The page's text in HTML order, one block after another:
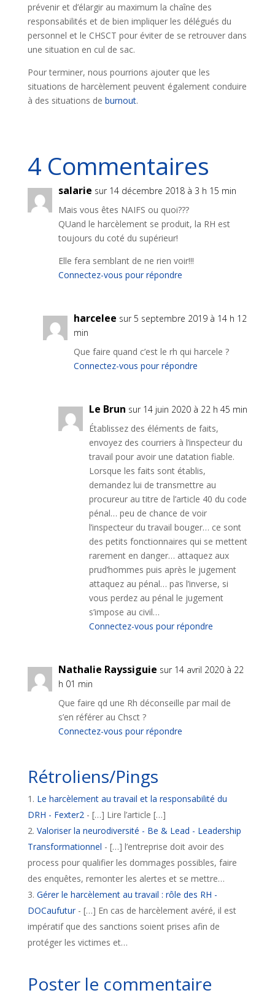
prévenir et d’élargir au maximum la chaîne des
responsabilités et de bien impliquer les délégués du
personnel et le CHSCT pour éviter de se retrouver dans
une situation en cul de sac.
Pour terminer, nous pourrions ajouter que les
situations de harcèlement peuvent également conduire
à des situations de burnout.
4 Commentaires
salarie sur 14 décembre 2018 à 3 h 15 min
Mais vous êtes NAIFS ou quoi???
QUand le harcèlement se produit, la RH est
toujours du coté du supérieur!
Elle fera semblant de ne rien voir!!!
Connectez-vous pour répondre
harcelee sur 5 septembre 2019 à 14 h 12
min
Que faire quand c’est le rh qui harcele ?
Connectez-vous pour répondre
Le Brun sur 14 juin 2020 à 22 h 45 min
Établissez des éléments de faits,
envoyez des courriers à l’inspecteur du
travail pour avoir une datation fiable.
Lorsque les faits sont établis,
demandez lui de transmettre au
procureur au titre de l’article 40 du code
pénal… peu de chance de voir
l’inspecteur du travail bouger… ce sont
des petits fonctionnaires qui se mettent
rarement en danger… attaquez aux
prud’hommes puis après le jugement
attaquez au pénal… pas l’inverse, si
vous perdez au pénal le jugement
s’impose au civil…
Connectez-vous pour répondre
Nathalie Rayssiguie sur 14 avril 2020 à 22
h 01 min
Que faire qd une Rh déconseille par mail de
s’en référer au Chsct ?
Connectez-vous pour répondre
Rétroliens/Pings
Le harcèlement au travail et la responsabilité du
DRH - Fexter2- […] Lire l’article […]
Valoriser la neurodiversité - Be & Lead - Leadership
Transformationnel - […] l’entreprise doit avoir des
process pour qualifier les dommages possibles, faire
des enquêtes, remonter les alertes et se mettre…
Gérer le harcèlement au travail : rôle des RH -
DOCaufutur- […] En cas de harcèlement avéré, il est
impératif que des sanctions soient prises afin de
protéger les victimes et…
Poster le commentaire